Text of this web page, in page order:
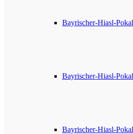
Bayrischer-Hiasl-
Bayrischer-Hiasl-
Bayrischer-Hiasl-